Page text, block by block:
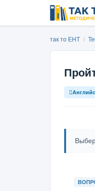
так то ЕНТ /